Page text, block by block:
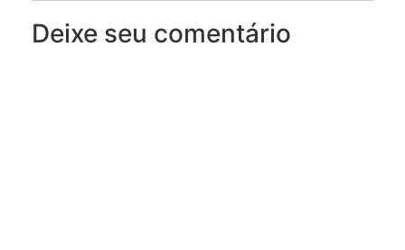
Deixe seu comentário